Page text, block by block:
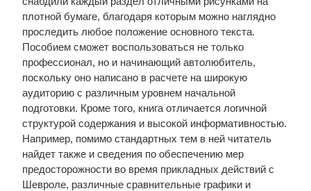
плотной бумаге, благодаря которым можно наглядно
проследить любое положение основного текста.
Пособием сможет воспользоваться не только
профессионал, но и начинающий автолюбитель,
поскольку оно написано в расчете на широкую
аудиторию с различным уровнем начальной
подготовки. Кроме того, книга отличается логичной
структурой содержания и высокой информативностью.
Например, помимо стандартных тем в ней читатель
найдет также и сведения по обеспечению мер
предосторожности во время прикладных действий с
Шевроле, различные сравнительные графики и